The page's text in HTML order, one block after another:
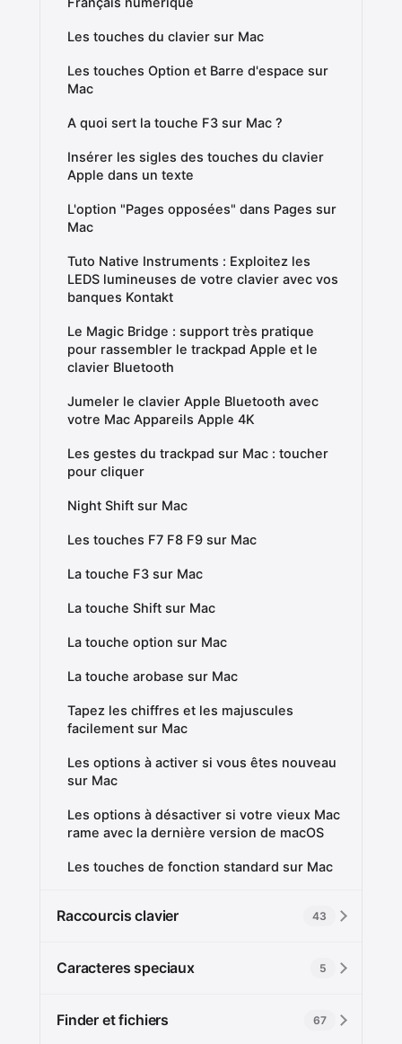
Les touches du clavier sur Mac
Les touches Option et Barre d'espace sur
Mac
A quoi sert la touche F3 sur Mac ?
Insérer les sigles des touches du clavier
Apple dans un texte
L'option "Pages opposées" dans Pages sur
Mac
Tuto Native Instruments : Exploitez les
LEDS lumineuses de votre clavier avec vos
banques Kontakt
Le Magic Bridge : support très pratique
pour rassembler le trackpad Apple et le
clavier Bluetooth
Jumeler le clavier Apple Bluetooth avec
votre Mac Appareils Apple 4K
Les gestes du trackpad sur Mac : toucher
pour cliquer
Night Shift sur Mac
Les touches F7 F8 F9 sur Mac
La touche F3 sur Mac
La touche Shift sur Mac
La touche option sur Mac
La touche arobase sur Mac
Tapez les chiffres et les majuscules
facilement sur Mac
Les options à activer si vous êtes nouveau
sur Mac
Les options à désactiver si votre vieux Mac
rame avec la dernière version de macOS
Les touches de fonction standard sur Mac
Raccourcis clavier 43
Caracteres speciaux 5
Finder et fichiers 67